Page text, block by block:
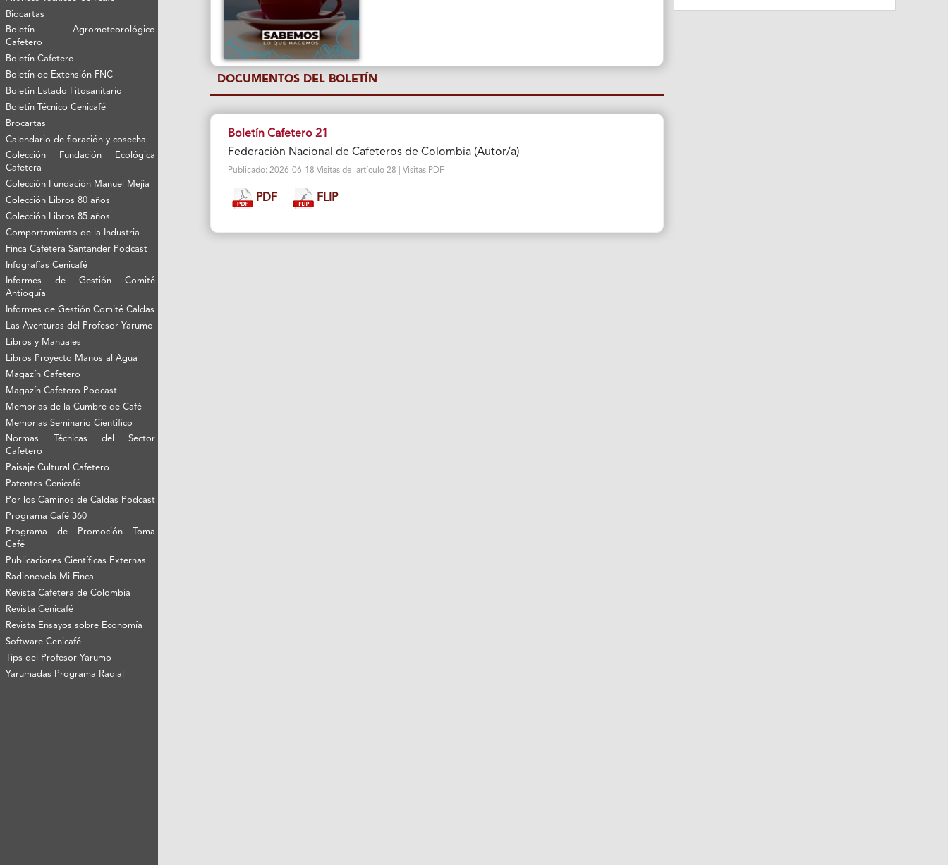
Biocartas
Boletín Agrometeorológico
Cafetero
Boletín Cafetero
Boletín de Extensión FNC
Boletín Estado Fitosanitario
Boletín Técnico Cenicafé
Brocartas
Calendario de floración y cosecha
Colección Fundación Ecológica
Cafetera
Colección Fundación Manuel Mejía
Colección Libros 80 años
Colección Libros 85 años
Comportamiento de la Industria
Finca Cafetera Santander Podcast
Infografías Cenicafé
Informes de Gestión Comité
Antioquía
Informes de Gestión Comité Caldas
Las Aventuras del Profesor Yarumo
Libros y Manuales
Libros Proyecto Manos al Agua
Magazín Cafetero
Magazín Cafetero Podcast
Memorias de la Cumbre de Café
Memorias Seminario Científico
Normas Técnicas del Sector
Cafetero
Paisaje Cultural Cafetero
Patentes Cenicafé
Por los Caminos de Caldas Podcast
Programa Café 360
Programa de Promoción Toma
Café
Publicaciones Científicas Externas
Radionovela Mi Finca
Revista Cafetera de Colombia
Revista Cenicafé
Revista Ensayos sobre Economía
Software Cenicafé
Tips del Profesor Yarumo
Yarumadas Programa Radial
DOCUMENTOS DEL BOLETÍN
Boletín Cafetero 21
Federación Nacional de Cafeteros de Colombia (Autor/a)
Publicado: 2026-06-18 Visitas del artículo 28 | Visitas PDF
PDF FLIP